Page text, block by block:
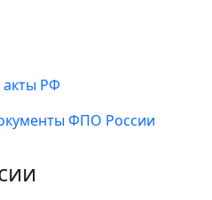
РФ
ФПО России